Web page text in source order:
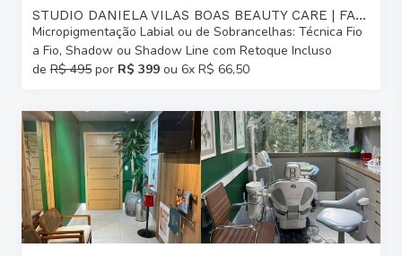
STUDIO DANIELA VILAS BOAS BEAUTY CARE | FARROUPILHA
Micropigmentação Labial ou de Sobrancelhas: Técnica Fio
a Fio, Shadow ou Shadow Line com Retoque Incluso
de R$ 495 por R$ 399 ou 6x R$ 66,50